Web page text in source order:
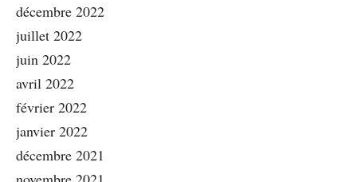
décembre 2022
juillet 2022
juin 2022
avril 2022
février 2022
janvier 2022
décembre 2021